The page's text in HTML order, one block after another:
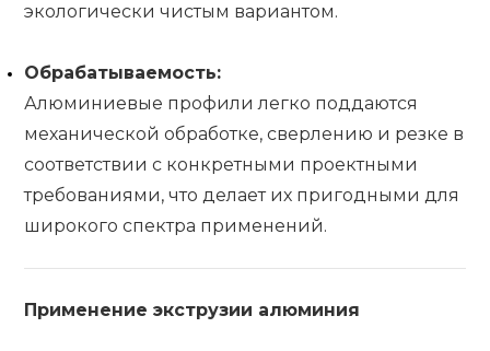
экологически чистым вариантом.
Обрабатываемость:
Алюминиевые профили легко поддаются
механической обработке, сверлению и резке в
соответствии с конкретными проектными
требованиями, что делает их пригодными для
широкого спектра применений.
Применение экструзии алюминия